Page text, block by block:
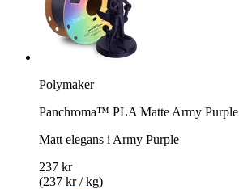
Polymaker
Panchroma™ PLA Matte Army Purple
Matt elegans i Army Purple
237 kr
(237 kr / kg)